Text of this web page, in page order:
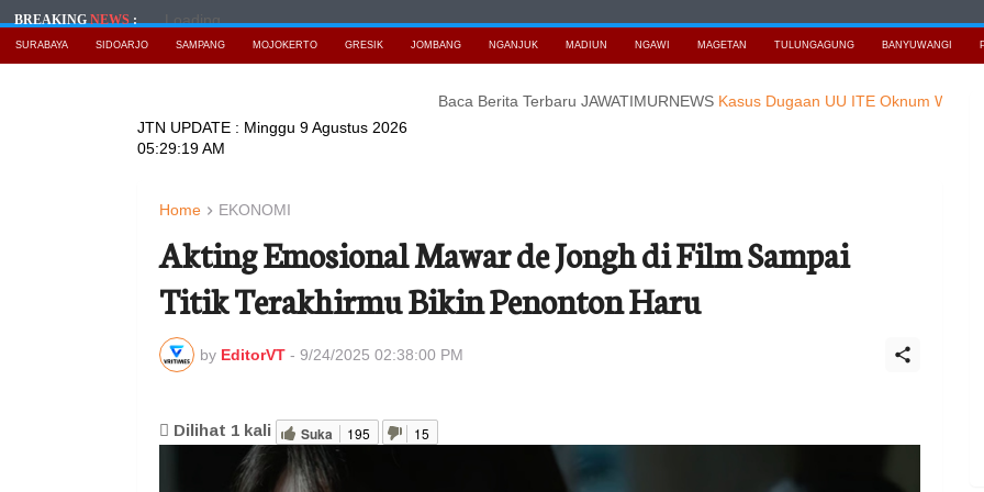
BREAKINGNEWS: Loading...
SURABAYA SIDOARJO SAMPANG MOJOKERTO GRESIK JOMBANG NGANJUK MADIUN NGAWI MAGETAN TULUNGAGUNG BANYUWANGI
Baca Berita Terbaru JAWATIMURNEWSKasus Dugaan UU ITE Oknum Wartawati, di
JTN UPDATE : Minggu 9 Agustus 2026
05:29:20 AM
Home EKONOMI
Akting Emosional Mawar de Jongh di Film Sampai
Titik Terakhirmu Bikin Penonton Haru
by EditorVT - 9/24/2025 02:38:00 PM
Dilihat 1 kali Suka 195 15